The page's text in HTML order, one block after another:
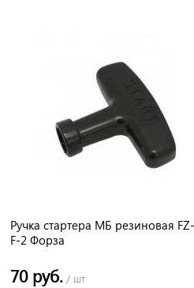
Ручка стартера МБ резиновая
F-2 Форза
70 руб. / шт